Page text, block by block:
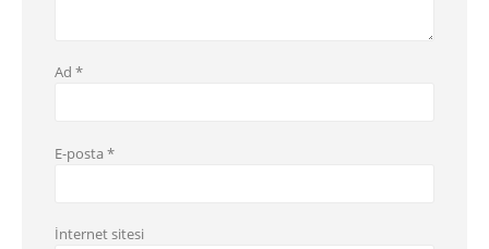
Ad *
E-posta *
İnternet sitesi